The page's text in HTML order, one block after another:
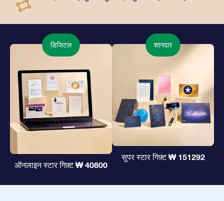
डिजिटल
ऑनलाइन स्टार गिफ़्ट₩ 40800
शानदार
सुपर स्टार गिफ़्ट₩ 151292